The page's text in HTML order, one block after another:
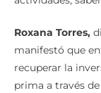
Roxana Torres,
manifestó que
recuperar la
prima a través